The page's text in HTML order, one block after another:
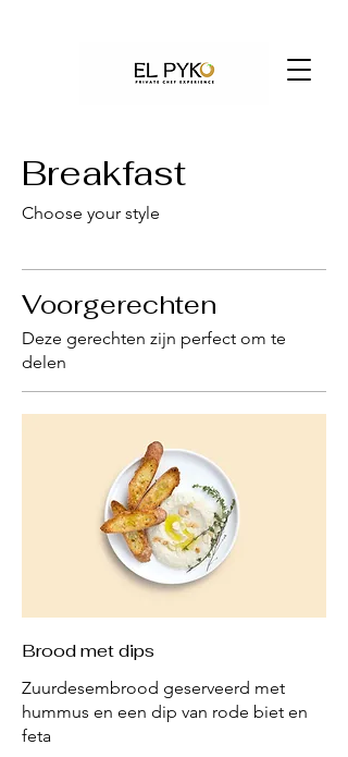
Breakfast
Choose your style
Voorgerechten
Deze gerechten zijn perfect om te
delen
Brood met dips
Zuurdesembrood geserveerd met
hummus en een dip van rode biet en
feta